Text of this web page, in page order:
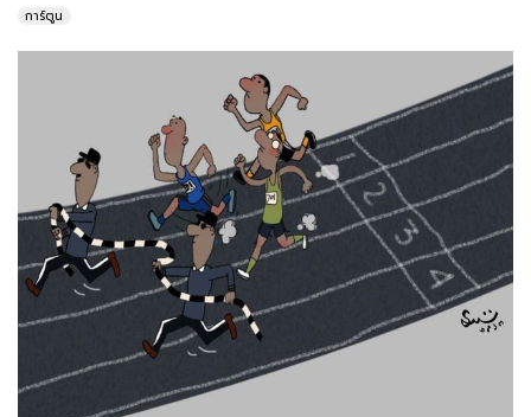
การ์ตูน